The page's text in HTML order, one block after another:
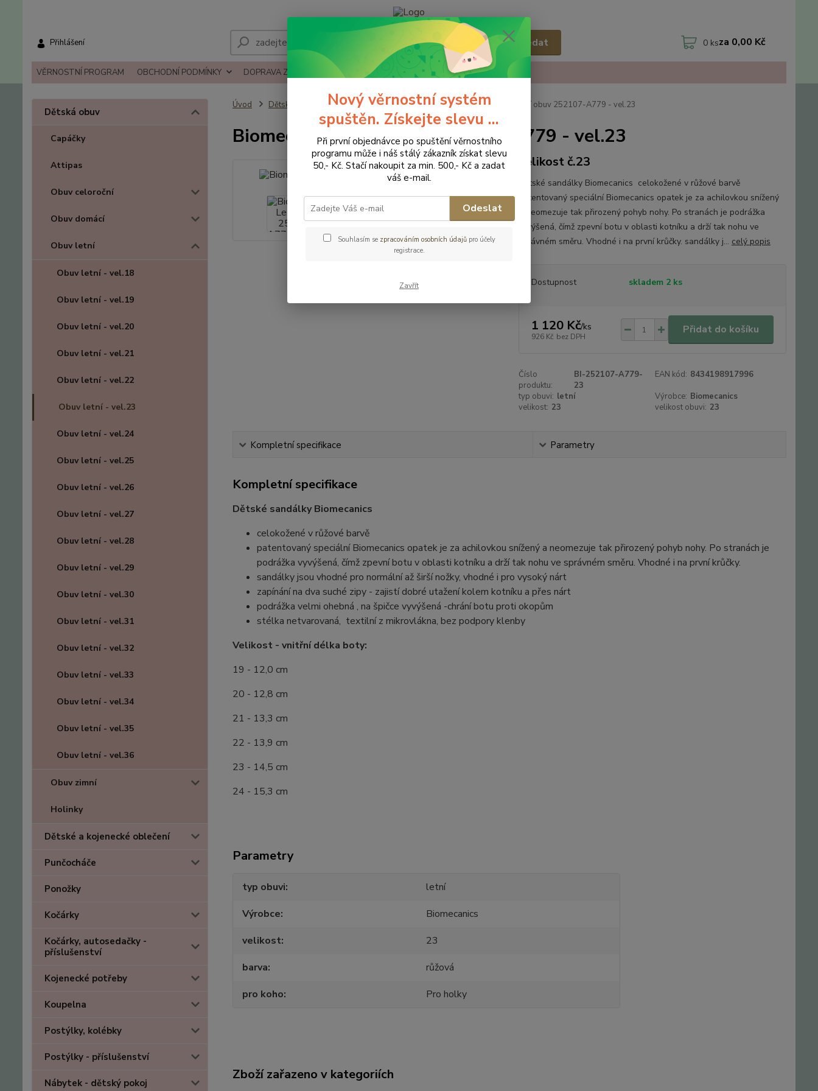
VĚRNOSTNÍ PROGRAM OBCHODNÍ PODMÍNKY DOPRAVA ZBOŽÍ REKLAMACE A VRÁCENÍ ZBOŹÍ KONTAKTY
Přihlášení Hledat 0 ksza 0,00 Kč
Dětská obuv
Capáčky
Attipas
Obuv celoroční
Obuv domácí
Obuv letní
Obuv letní - vel.18
Obuv letní - vel.19
Obuv letní - vel.20
Obuv letní - vel.21
Obuv letní - vel.22
Obuv letní - vel.23
Obuv letní - vel.24
Obuv letní - vel.25
Obuv letní - vel.26
Obuv letní - vel.27
Obuv letní - vel.28
Obuv letní - vel.29
Obuv letní - vel.30
Obuv letní - vel.31
Obuv letní - vel.32
Obuv letní - vel.33
Obuv letní - vel.34
Obuv letní - vel.35
Obuv letní - vel.36
Obuv zimní
Holinky
Dětské a kojenecké oblečení
Punčocháče
Ponožky
Kočárky
Kočárky, autosedačky -
příslušenství
Kojenecké potřeby
Koupelna
Postýlky, kolébky
Postýlky - příslušenství
Nábytek - dětský pokoj
Úvod Dětská obuv Obuv letní Obuv letní - vel.23 Biomecanics Letní obuv 252107-A779 - vel.23
Biomecanics Letní obuv 252107-A779 - vel.23
velikost č.23
Dětské sandálky Biomecanics celokožené v růžové barvě
patentovaný speciální Biomecanics opatek je za achilovkou snížený
a neomezuje tak přirozený pohyb nohy. Po stranách je podrážka
vyvýšená, čímž zpevní botu v oblasti kotníku a drží tak nohu ve
správném směru. Vhodné i na první krůčky. sandálky j... celý popis
Dostupnost skladem 2 ks
1 120 Kč/ks
926 Kč bez DPH
Přidat do košíku
Číslo
produktu:
BI-252107-A779-
23
EAN kód: 8434198917996
typ obuvi: letní Výrobce: Biomecanics
velikost: 23 velikost obuvi: 23
Kompletní specifikace Parametry
Kompletní specifikace
Dětské sandálky Biomecanics
celokožené v růžové barvě
patentovaný speciální Biomecanics opatek je za achilovkou snížený a neomezuje tak přirozený pohyb nohy. Po stranách je
podrážka vyvýšená, čímž zpevní botu v oblasti kotníku a drží tak nohu ve správném směru. Vhodné i na první krůčky.
sandálky jsou vhodné pro normální až širší nožky, vhodné i pro vysoký nárt
zapínání na dva suché zipy - zajistí dobré utažení kolem kotníku a přes nárt
podrážka velmi ohebná , na špičce vyvýšená -chrání botu proti okopům
stélka netvarovaná, textilní z mikrovlákna, bez podpory klenby
Velikost - vnitřní délka boty:
19 - 12,0 cm
20 - 12,8 cm
21 - 13,3 cm
22 - 13,9 cm
23 - 14,5 cm
24 - 15,3 cm
Parametry
typ obuvi
letní
Výrobce
Biomecanics
velikost
23
barva
růžová
pro koho
Pro holky
Zboží zařazeno v kategoriích
Nový věrnostní systém
spuštěn. Získejte slevu ...
Při první objednávce po spuštění věrnostního
programu může i náš stálý zákazník získat slevu
50,- Kč. Stačí nakoupit za min. 500,- Kč a zadat
váš e-mail.
Odeslat
Souhlasím se zpracováním osobních údajůpro účely
registrace.
Zavřít